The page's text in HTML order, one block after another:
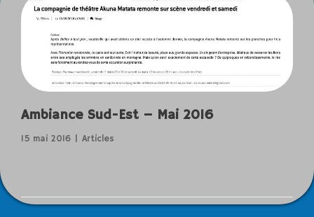
Ambiance Sud-Est – Mai 2016
15 mai 2016 Articles